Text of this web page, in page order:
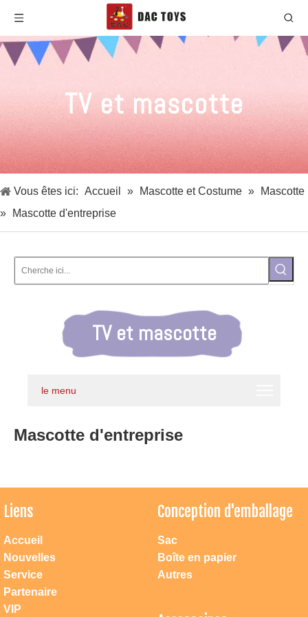
TV et mascotte
Vous êtes ici: Accueil » Mascotte et Costume »
Mascotte
»
Mascotte d'entreprise
TV et mascotte
le menu
Mascotte d'entreprise
Liens
Accueil
Nouvelles
Service
Partenaire
VIP
Conception d'emballage
Sac
Boîte en papier
Autres